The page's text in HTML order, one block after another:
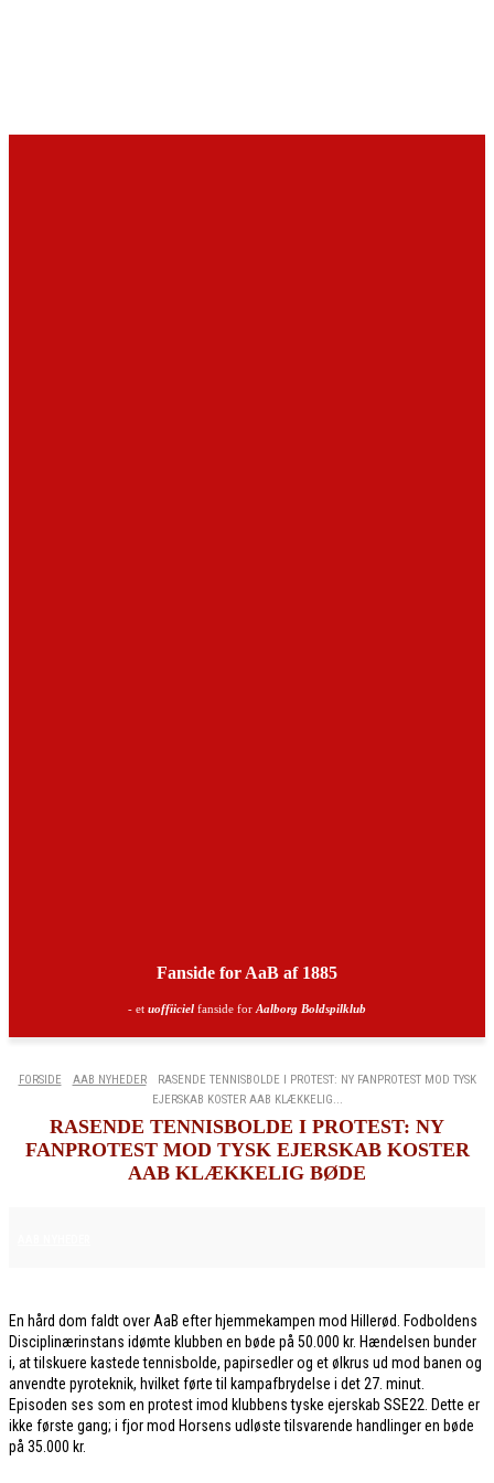
Fanside for AaB af 1885
- et uoffiiciel fanside for Aalborg Boldspilklub
FORSIDE AAB NYHEDER
RASENDE TENNISBOLDE I PROTEST: NY FANPROTEST MOD TYSK
EJERSKAB KOSTER AAB KLÆKKELIG...
RASENDE TENNISBOLDE I PROTEST: NY
FANPROTEST MOD TYSK EJERSKAB KOSTER
AAB KLÆKKELIG BØDE
En hård dom faldt over AaB efter hjemmekampen mod Hillerød. Fodboldens
Disciplinærinstans idømte klubben en bøde på 50.000 kr. Hændelsen bunder
i, at tilskuere kastede tennisbolde, papirsedler og et ølkrus ud mod banen og
anvendte pyroteknik, hvilket førte til kampafbrydelse i det 27. minut.
Episoden ses som en protest imod klubbens tyske ejerskab SSE22. Dette er
ikke første gang; i fjor mod Horsens udløste tilsvarende handlinger en bøde
på 35.000 kr.